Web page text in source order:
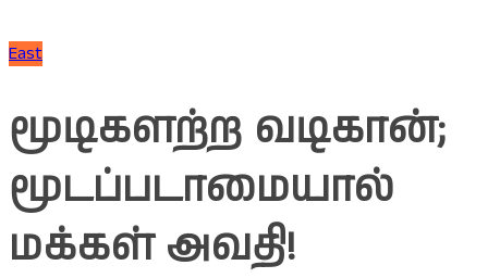
East
மூடிகளற்ற வடிகான்;
மூடப்படாமையால்
மக்கள் அவதி!